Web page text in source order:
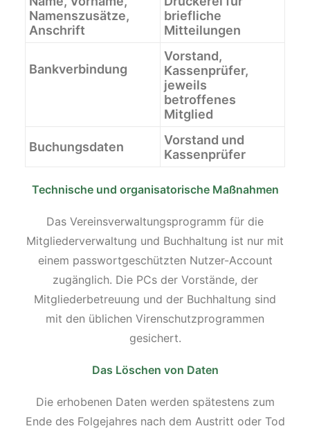
Namenszusätze,
Anschrift
briefliche
Mitteilungen
Bankverbindung
Vorstand,
Kassenprüfer,
jeweils
betroffenes
Mitglied
Buchungsdaten
Vorstand und
Kassenprüfer
Technische und organisatorische Maßnahmen
Das Vereinsverwaltungsprogramm für die
Mitgliederverwaltung und Buchhaltung ist nur mit
einem passwortgeschützten Nutzer-Account
zugänglich. Die PCs der Vorstände, der
Mitgliederbetreuung und der Buchhaltung sind
mit den üblichen Virenschutzprogrammen
gesichert.
Das Löschen von Daten
Die erhobenen Daten werden spätestens zum
Ende des Folgejahres nach dem Austritt oder Tod